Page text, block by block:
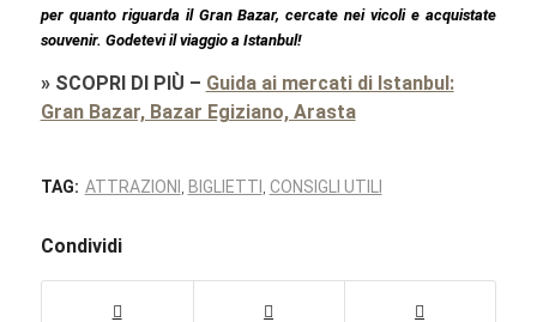
per quanto riguarda il Gran Bazar, cercate nei vicoli e acquistate
souvenir. Godetevi il viaggio a Istanbul!
» SCOPRI DI PIÙ – Guida ai mercati di Istanbul:
Gran Bazar, Bazar Egiziano, Arasta
TAG: ATTRAZIONI BIGLIETTI CONSIGLI UTILI
Condividi